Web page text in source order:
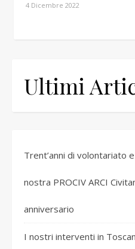
4 Dicembre 2022
Ultimi
Trent’anni di volontariato
nostra PROCIV ARCI
anniversario
I nostri interventi in